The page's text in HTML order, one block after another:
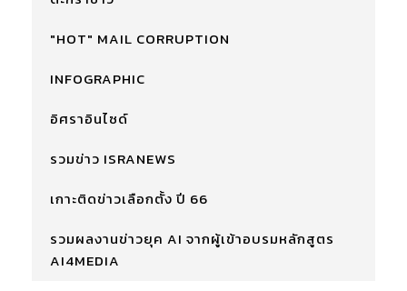
"HOT" MAIL CORRUPTION
INFOGRAPHIC
อิศราอินไซด์
รวมข่าว ISRANEWS
เกาะติดข่าวเลือกตั้ง ปี 66
รวมผลงานข่าวยุค AI จากผู้เข้าอบรมหลักสูตร
AI4MEDIA